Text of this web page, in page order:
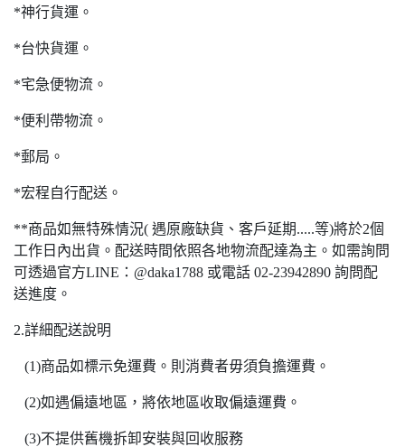
*神行貨運。
*台快貨運。
*宅急便物流。
*便利帶物流。
*郵局。
*宏程自行配送。
**商品如無特殊情況( 遇原廠缺貨、客戶延期.....等)將於2個
工作日內出貨。配送時間依照各地物流配達為主。如需詢問
可透過官方LINE：@daka1788 或電話 02-23942890 詢問配
送進度。
2.詳細配送說明
(1)商品如標示免運費。則消費者毋須負擔運費。
(2)如遇偏遠地區，將依地區收取偏遠運費。
(3)不提供舊機拆卸安裝與回收服務